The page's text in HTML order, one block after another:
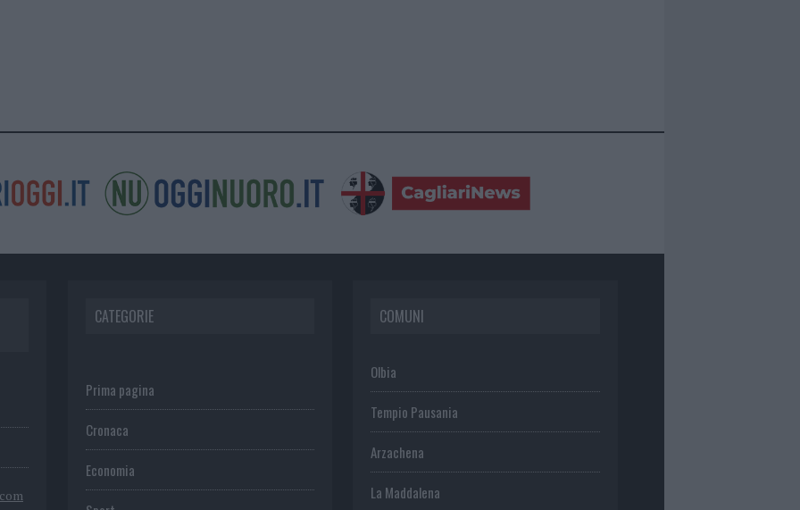
CATEGORIE
Prima pagina
Cronaca
Economia
COMUNI
Olbia
Tempio Pausania
Arzachena
La Maddalena